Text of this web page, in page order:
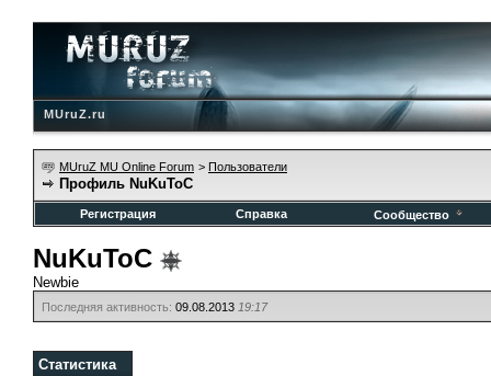
MUruZ.ru
MUruZ MU Online Forum > Пользователи
Профиль NuKuToC
Регистрация Справка Сообщество
NuKuToC
Newbie
Последняя активность: 09.08.2013 19:17
Статистика